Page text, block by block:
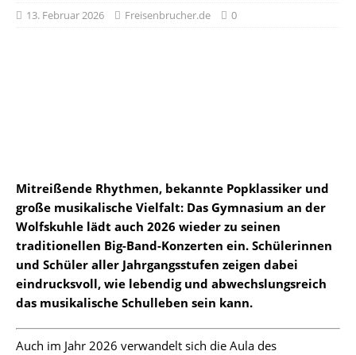
13. Februar 2026 Freisenbrucher.de 0
Mitreißende Rhythmen, bekannte Popklassiker und
große musikalische Vielfalt: Das Gymnasium an der
Wolfskuhle lädt auch 2026 wieder zu seinen
traditionellen Big-Band-Konzerten ein. Schülerinnen
und Schüler aller Jahrgangsstufen zeigen dabei
eindrucksvoll, wie lebendig und abwechslungsreich
das musikalische Schulleben sein kann.
Auch im Jahr 2026 verwandelt sich die Aula des